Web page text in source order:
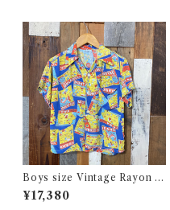
Boys size Vintage Rayon H
awaiian Shirt / ボーイズ サイ
ズ ヴィンテージ レーヨン ハワ
¥17,380